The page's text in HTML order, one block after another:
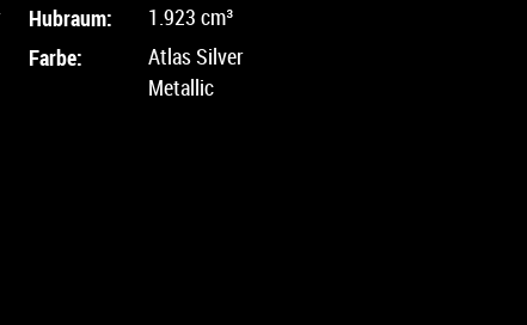
Hubraum: 1.923 cm³
Farbe:
Atlas Silver
Metallic